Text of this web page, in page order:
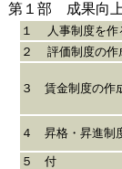
第１部 成果向上
１
人事制度を
２
評価制度の作
３ 賃金制度の作
４ 昇格・昇進制
５ 付